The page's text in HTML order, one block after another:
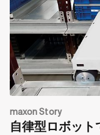
maxon Story
自律型ロボッ